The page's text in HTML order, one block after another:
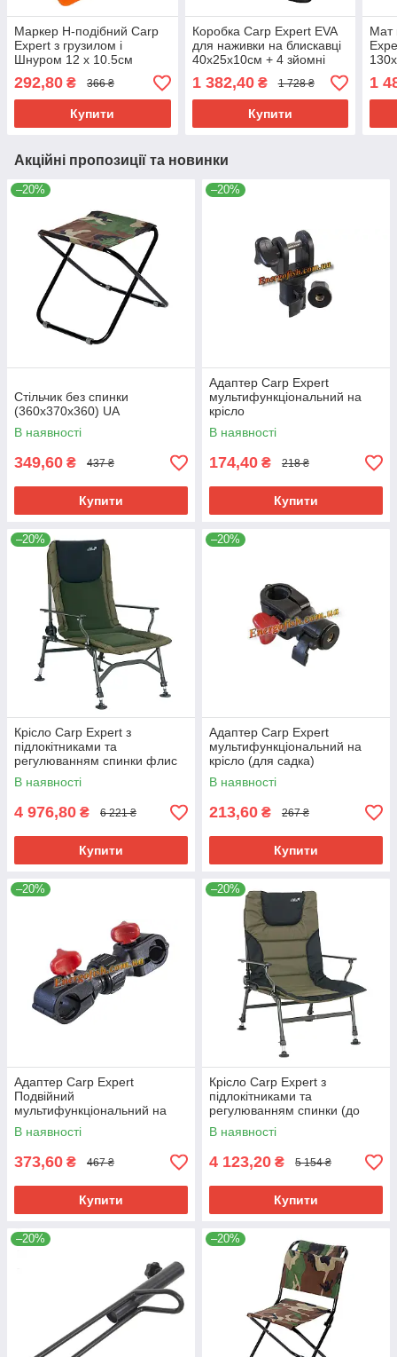
Маркер H-подібний Carp
Expert з грузилом і
Шнуром 12 x 10.5см
292,80 ₴ 366 ₴
Купити
Коробка Carp Expert EVA
для наживки на блискавці
40х25х10см + 4 зйомні
секції
1 382,40₴ 1 728 ₴
Купити
Мат
1
Акційні пропозиції та новинки
–20%
Стільчик без спинки
(360х370х360) UA
В наявності
349,60 ₴ 437 ₴
Купити
–20%
Адаптер Carp Expert
мультифункціональний на
крісло
В наявності
174,40 ₴ 218 ₴
Купити
–20%
Крісло Carp Expert з
підлокітниками та
регулюванням спинки флис
(до 150кг)
В наявності
4 976,80 ₴ 6 221 ₴
Купити
–20%
Адаптер Carp Expert
мультифункціональний на
крісло (для садка)
В наявності
213,60 ₴ 267 ₴
Купити
–20%
Адаптер Carp Expert
Подвійний
мультифункціональний на
крісло (для зонта)
В наявності
373,60 ₴ 467 ₴
Купити
–20%
Крісло Carp Expert з
підлокітниками та
регулюванням спинки (до
120кг)
В наявності
4 123,20 ₴ 5 154 ₴
Купити
–20% –20%